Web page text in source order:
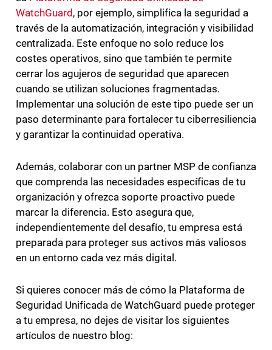
WatchGuard , por ejemplo, simplifica la seguridad a
través de la automatización, integración y visibilidad
centralizada. Este enfoque no solo reduce los
costes operativos, sino que también te permite
cerrar los agujeros de seguridad que aparecen
cuando se utilizan soluciones fragmentadas.
Implementar una solución de este tipo puede ser un
paso determinante para fortalecer tu ciberresiliencia
y garantizar la continuidad operativa.
Además, colaborar con un partner MSP de confianza
que comprenda las necesidades específicas de tu
organización y ofrezca soporte proactivo puede
marcar la diferencia. Esto asegura que,
independientemente del desafío, tu empresa está
preparada para proteger sus activos más valiosos
en un entorno cada vez más digital.
Si quieres conocer más de cómo la Plataforma de
Seguridad Unificada de WatchGuard puede proteger
a tu empresa, no dejes de visitar los siguientes
artículos de nuestro blog: